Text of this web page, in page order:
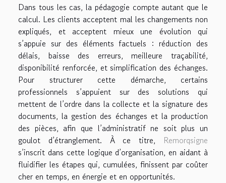
Dans tous les cas, la pédagogie compte autant que le
calcul. Les clients acceptent mal les changements non
expliqués, et acceptent mieux une évolution qui
s’appuie sur des éléments factuels : réduction des
délais, baisse des erreurs, meilleure traçabilité,
disponibilité renforcée, et simplification des échanges.
Pour structurer cette démarche, certains
professionnels s’appuient sur des solutions qui
mettent de l’ordre dans la collecte et la signature des
documents, la gestion des échanges et la production
des pièces, afin que l’administratif ne soit plus un
goulot d’étranglement. À ce titre, Remorqsigne
s’inscrit dans cette logique d’organisation, en aidant à
fluidifier les étapes qui, cumulées, finissent par coûter
cher en temps, en énergie et en opportunités.